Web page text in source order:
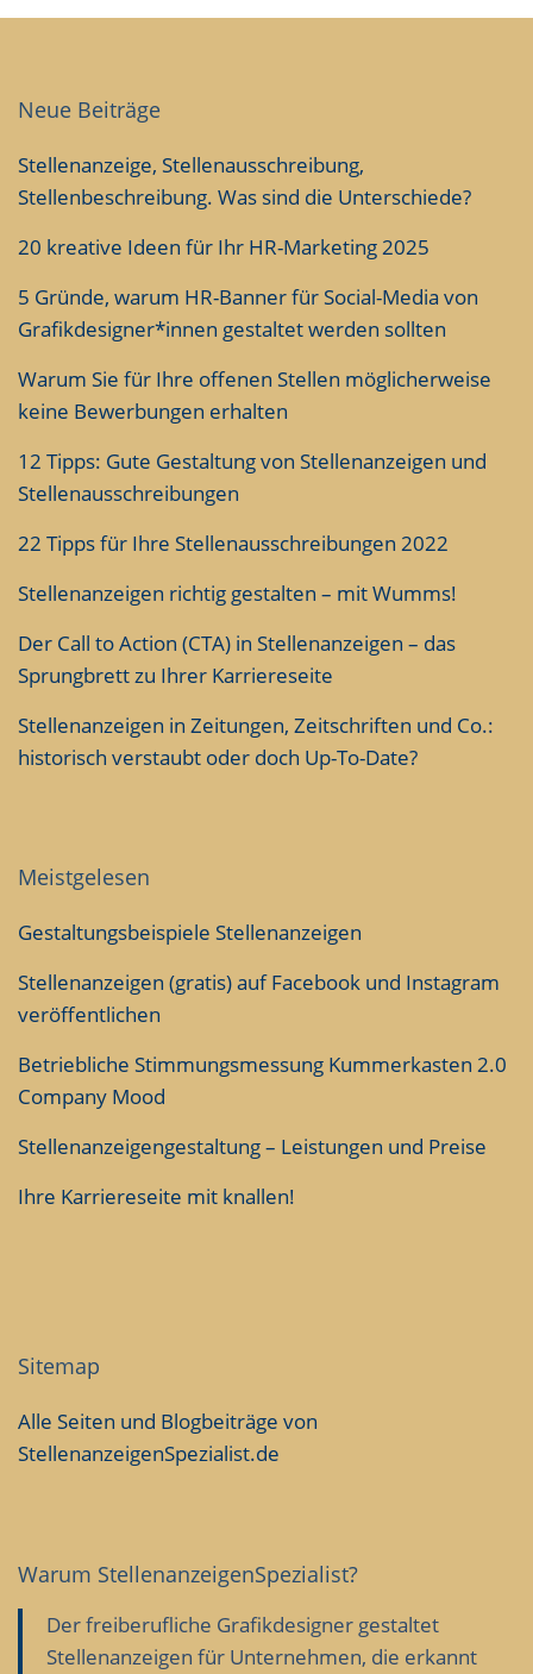
Neue Beiträge
Stellenanzeige, Stellenausschreibung,
Stellenbeschreibung. Was sind die Unterschiede?
20 kreative Ideen für Ihr HR-Marketing 2025
5 Gründe, warum HR-Banner für Social-Media von
Grafikdesigner*innen gestaltet werden sollten
Warum Sie für Ihre offenen Stellen möglicherweise
keine Bewerbungen erhalten
12 Tipps: Gute Gestaltung von Stellenanzeigen und
Stellenausschreibungen
22 Tipps für Ihre Stellenausschreibungen 2022
Stellenanzeigen richtig gestalten – mit Wumms!
Der Call to Action (CTA) in Stellenanzeigen – das
Sprungbrett zu Ihrer Karriereseite
Stellenanzeigen in Zeitungen, Zeitschriften und Co.:
historisch verstaubt oder doch Up-To-Date?
Meistgelesen
Gestaltungsbeispiele Stellenanzeigen
Stellenanzeigen (gratis) auf Facebook und Instagram
veröffentlichen
Betriebliche Stimmungsmessung Kummerkasten 2.0
Company Mood
Stellenanzeigengestaltung – Leistungen und Preise
Ihre Karriereseite mit knallen!
Sitemap
Alle Seiten und Blogbeiträge von
StellenanzeigenSpezialist.de
Warum Stellenanzeigen­Spezialist?
Der freiberufliche Grafikdesigner gestaltet
Stellenanzeigen für Unternehmen, die erkannt